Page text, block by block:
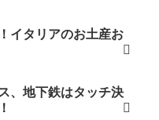
イタリアのお土産お
、地下鉄はタッチ決